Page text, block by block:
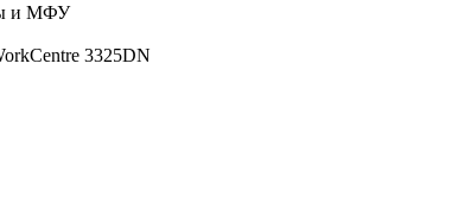
и МФУ
3325DN